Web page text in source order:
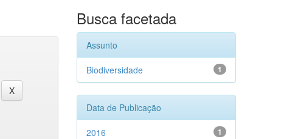
Busca facetada
Assunto
1
Biodiversidade
Data de Publicação
1
2016